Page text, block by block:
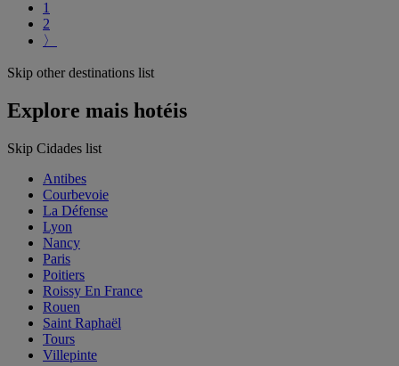
1
2
〉
Skip other destinations list
Explore mais hotéis
Skip Cidades list
Antibes
Courbevoie
La Défense
Lyon
Nancy
Paris
Poitiers
Roissy En France
Rouen
Saint Raphaël
Tours
Villepinte